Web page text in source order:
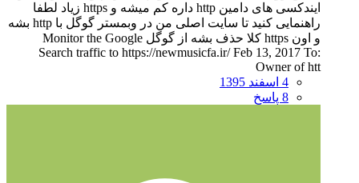
ایندکسی های دامین http داره کم میشه و https زیاد لطفا
راهنمایی کنید تا سایت اصلی من در وبمستر گوگل با http بشه
و اون https کلا حذف بشه از گوگل Monitor the Google
Search traffic to https://newmusicfa.ir/ Feb 13, 2017 To:
Owner of htt
4 اسفند 1395
8 پاسخ